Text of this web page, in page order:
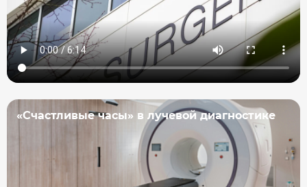
«Счастливые часы» в лучевой диагностике